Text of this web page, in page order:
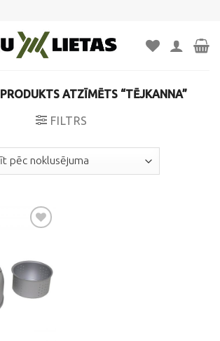
PRODUKTS ATZĪMĒTS “TĒJKANNA”
FILTRS
Pievienot
vēlmju
sarakstam